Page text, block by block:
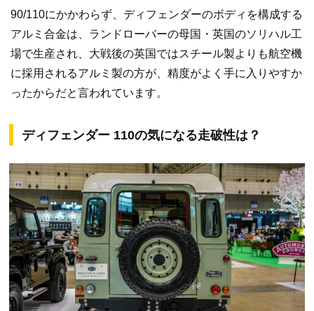
90/110にかかわらず、ディフェンダーのボディを構成する
アルミ合金は、ランドローバーの母国・英国のソリハル工
場で生産され、大戦後の英国ではスチール製よりも航空機
に採用されるアルミ製の方が、精度がよく手に入りやすか
ったからだと言われています。
ディフェンダー 110の気になる走破性は？